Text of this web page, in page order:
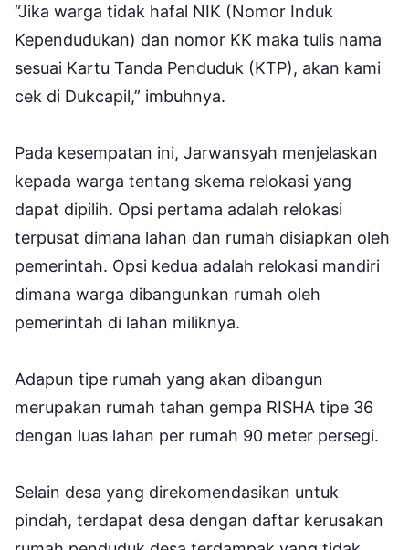
“Jika warga tidak hafal NIK (Nomor Induk
Kependudukan) dan nomor KK maka tulis nama
sesuai Kartu Tanda Penduduk (KTP), akan kami
cek di Dukcapil,” imbuhnya.
Pada kesempatan ini, Jarwansyah menjelaskan
kepada warga tentang skema relokasi yang
dapat dipilih. Opsi pertama adalah relokasi
terpusat dimana lahan dan rumah disiapkan oleh
pemerintah. Opsi kedua adalah relokasi mandiri
dimana warga dibangunkan rumah oleh
pemerintah di lahan miliknya.
Adapun tipe rumah yang akan dibangun
merupakan rumah tahan gempa RISHA tipe 36
dengan luas lahan per rumah 90 meter persegi.
Selain desa yang direkomendasikan untuk
pindah, terdapat desa dengan daftar kerusakan